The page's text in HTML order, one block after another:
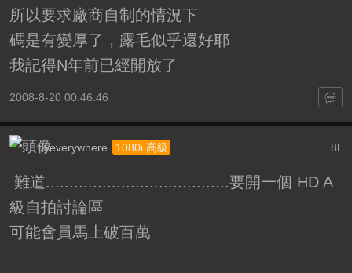
所以要求廠商自制的情況下
碼是有變厚了，露毛似乎還好耶
我記得N年前已經開放了
2008-8-20 00:46:46
8F
dyeverywhere 1080i 高級
難道.......................................要開一個 HD A
級自拍討論區
可能會員馬上破百萬